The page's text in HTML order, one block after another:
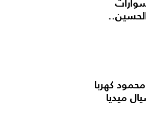
الحسين..
كهربا
ميديا